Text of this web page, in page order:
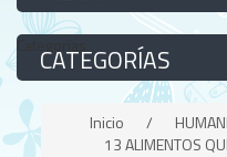
Categorías
Inicio /
13 ALIMENTOS